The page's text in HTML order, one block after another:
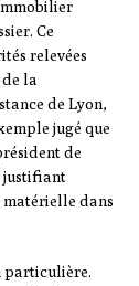
Ce
relevées
la
de Lyon,
jugé que
de
justifiant
dans
particulière.